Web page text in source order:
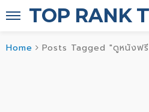
TOP RANK
Home Posts Tagged "ดูหนังฟ